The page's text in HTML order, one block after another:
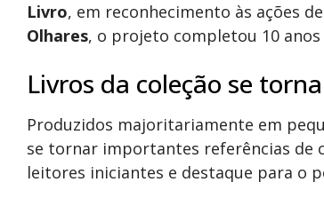
Livro, em reconhecimento às ações
Olhares, o projeto completou 10 anos
Livros da coleção se
Produzidos majoritariamente em
se tornar importantes referências de
leitores iniciantes e destaque para o